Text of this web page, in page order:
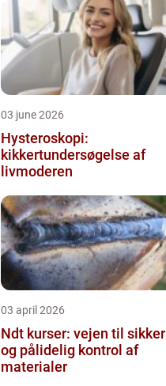
03 june 2026
Hysteroskopi:
kikkertundersøgelse af
livmoderen
03 april 2026
Ndt kurser: vejen til sikker
og pålidelig kontrol af
materialer